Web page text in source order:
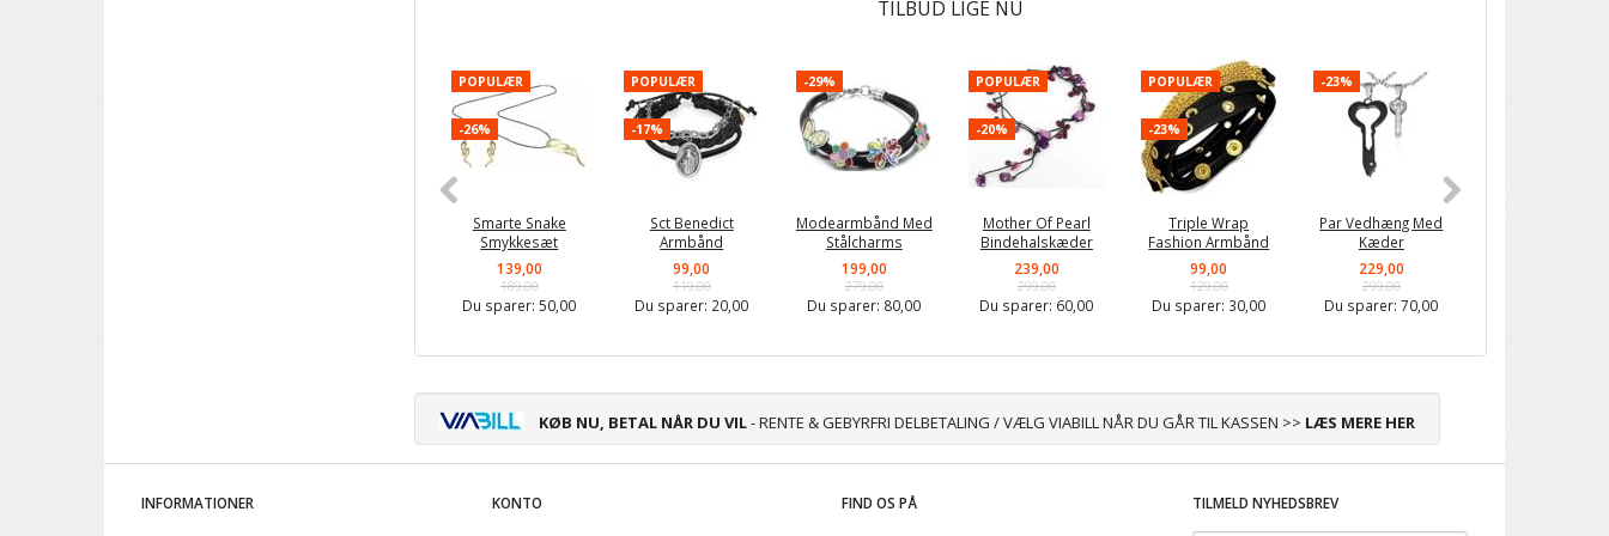
TILBUD LIGE NU
POPULÆR
-26%
Smarte Snake
Smykkesæt
139,00
189,00
Du sparer:50,00
POPULÆR
-17%
Sct Benedict
Armbånd
99,00
119,00
Du sparer: 20,00
-29%
Modearmbånd Med
Stålcharms
199,00
279,00
Du sparer: 80,00
POPULÆR
-20%
Mother Of Pearl
Bindehalskæder
239,00
299,00
Du sparer: 60,00
POPULÆR
-23%
Triple Wrap
Fashion Armbånd
99,00
129,00
Du sparer: 30,00
-23%
Par Vedhæng Med
Kæder
229,00
299,00
Du sparer:70,00
KØB NU, BETAL NÅR DU VIL- RENTE & GEBYRFRI DELBETALING / VÆLG VIABILL NÅR DU GÅR TIL KASSEN >> LÆS MERE HER
INFORMATIONER KONTO FIND OS PÅ
TILMELD NYHEDSBREV